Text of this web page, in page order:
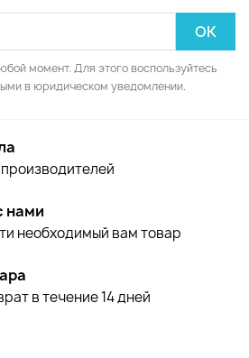
момент. Для этого воспользуйтесь
в юридическом уведомлении.
нами
необходимый вам товар
в течение 14 дней